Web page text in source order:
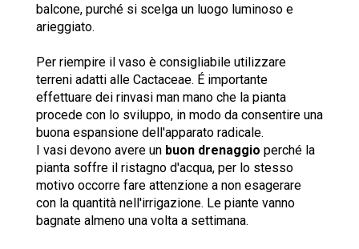
balcone, purché si scelga un luogo luminoso e
arieggiato.
Per riempire il vaso è consigliabile utilizzare
terreni adatti alle Cactaceae. É importante
effettuare dei rinvasi man mano che la pianta
procede con lo sviluppo, in modo da consentire una
buona espansione dell'apparato radicale.
I vasi devono avere un buon drenaggio perché la
pianta soffre il ristagno d'acqua, per lo stesso
motivo occorre fare attenzione a non esagerare
con la quantità nell'irrigazione. Le piante vanno
bagnate almeno una volta a settimana.